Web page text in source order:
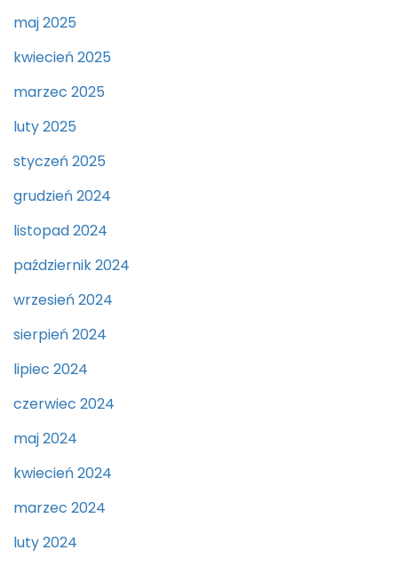
maj 2025
kwiecień 2025
marzec 2025
luty 2025
styczeń 2025
grudzień 2024
listopad 2024
październik 2024
wrzesień 2024
sierpień 2024
lipiec 2024
czerwiec 2024
maj 2024
kwiecień 2024
marzec 2024
luty 2024